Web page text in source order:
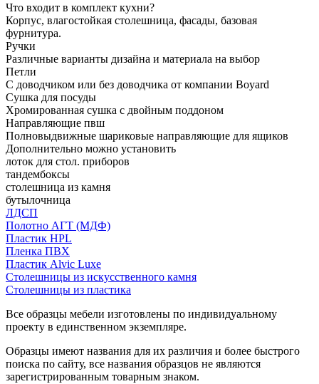
Что входит в комплект кухни?
Корпус, влагостойкая столешница, фасады, базовая
фурнитура.
Ручки
Различные варианты дизайна и материала на выбор
Петли
С доводчиком или без доводчика от компании Boyard
Сушка для посуды
Хромированная сушка с двойным поддоном
Направляющие пвш
Полновыдвижные шариковые направляющие для ящиков
Дополнительно можно установить
лоток для стол. приборов
тандембоксы
столешница из камня
бутылочница
ЛДСП
Полотно АГТ (МДФ)
Пластик HPL
Пленка ПВХ
Пластик Alvic Luxe
Столешницы из искусственного камня
Столешницы из пластика
Все образцы мебели изготовлены по индивидуальному
проекту в единственном экземпляре.
Образцы имеют названия для их различия и более быстрого
поиска по сайту, все названия образцов не являются
зарегистрированным товарным знаком.